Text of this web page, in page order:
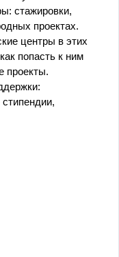
стажировки,
проектах.
центры в этих
попасть к ним
проекты.